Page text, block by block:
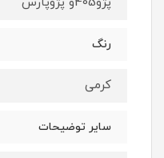
رنگ
کرمی
سایر توضیحات